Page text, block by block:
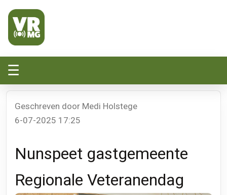
☰
Geschreven door Medi Holstege
6-07-2025 17:25
Nunspeet gastgemeente
Regionale Veteranendag